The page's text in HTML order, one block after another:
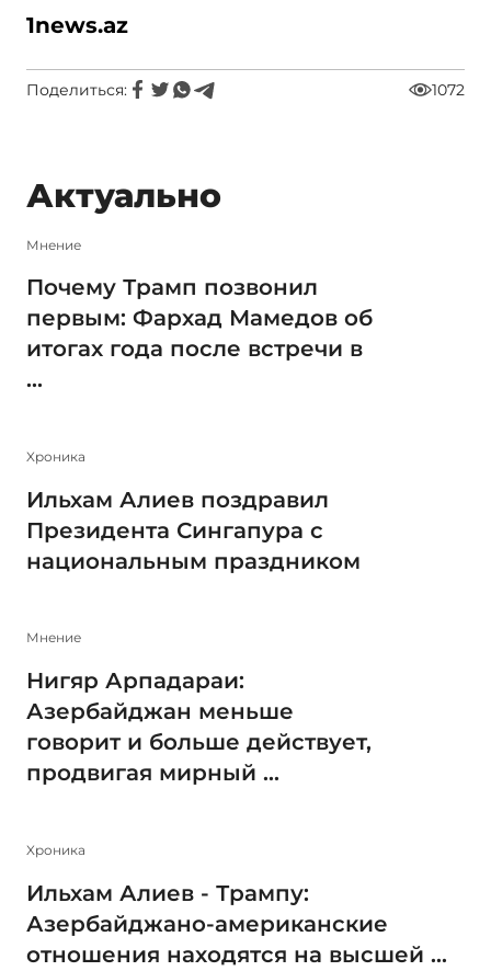
1news.az
Поделиться: 1072
Актуально
Мнение
Почему Трамп позвонил
первым: Фархад Мамедов об
итогах года после встречи в
...
Xроника
Ильхам Алиев поздравил
Президента Сингапура с
национальным праздником
Мнение
Нигяр Арпадараи:
Азербайджан меньше
говорит и больше действует,
продвигая мирный ...
Xроника
Ильхам Алиев - Трампу:
Азербайджано-американские
отношения находятся на высшей ...